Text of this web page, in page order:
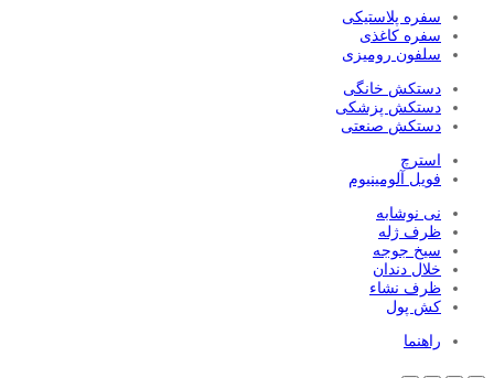
سفره پلاستیکی
سفره کاغذی
سلفون رومیزی
دستکش خانگی
دستکش پزشکی
دستکش صنعتی
استرچ
فویل آلومینیوم
نی نوشابه
ظرف ژله
سیخ جوجه
خلال دندان
ظرف نشاء
کش پول
راهنما